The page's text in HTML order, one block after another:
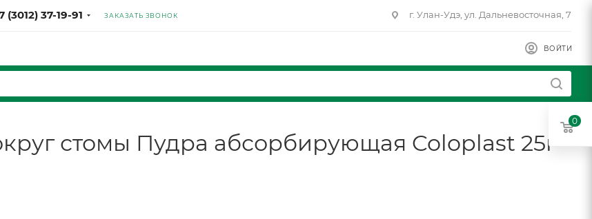
(3012) 37-19-91 ЗАКАЗАТЬ ЗВОНОК г. Улан-Удэ, ул. Дальневосточная, 7
ВОЙТИ
стомы Пудра абсорбирующая Coloplast 25г
0